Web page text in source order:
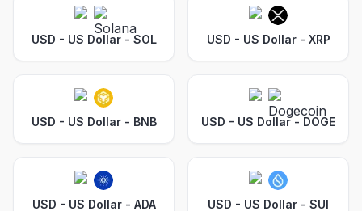
USD - US Dollar- SOL USD - US Dollar- XRP
USD - US Dollar- BNB USD - US Dollar- DOGE
USD - US Dollar- ADA USD - US Dollar - SUI